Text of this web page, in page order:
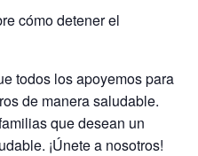
cómo detener el
todos los apoyemos para
de manera saludable.
que desean un
¡Únete a nosotros!